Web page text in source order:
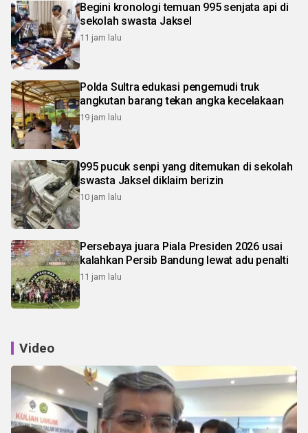
Begini kronologi temuan 995 senjata api di
sekolah swasta Jaksel
11 jam lalu
Polda Sultra edukasi pengemudi truk
angkutan barang tekan angka kecelakaan
19 jam lalu
995 pucuk senpi yang ditemukan di sekolah
swasta Jaksel diklaim berizin
10 jam lalu
Persebaya juara Piala Presiden 2026 usai
kalahkan Persib Bandung lewat adu penalti
11 jam lalu
Video